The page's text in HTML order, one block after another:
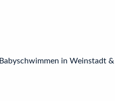
Babyschwimmen in Weinstadt